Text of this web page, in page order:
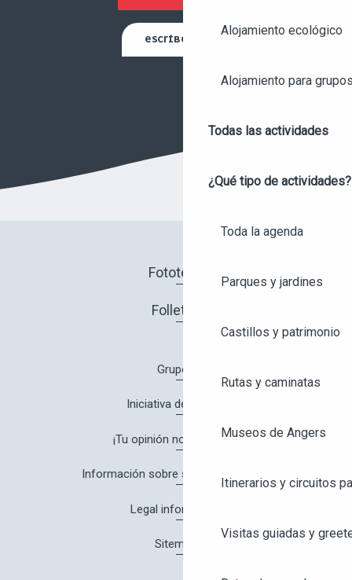
Alojamiento ecológico
Alojamiento para
Todas las actividades
¿Qué tipo de actividades?
Toda la agenda
Parques y jardines
Castillos y patrimonio
Rutas y caminatas
Museos de Angers
Itinerarios y circuitos
Visitas guiadas y
ESCRÍBENOS
Fototeca
Folletos
Grupos
Iniciativa de calidad
¡Tu opinión nos interesa!
Información sobre salud y seguridad
Legal information
Sitemap